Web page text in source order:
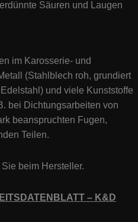
Säuren und Laugen
im Karosserie- und
(Stahlblech roh, grundiert
und viele Kunststoffe
bei Dichtungsarbeiten von
beanspruchten Fugen,
Teilen.
beim Hersteller.
– K&D